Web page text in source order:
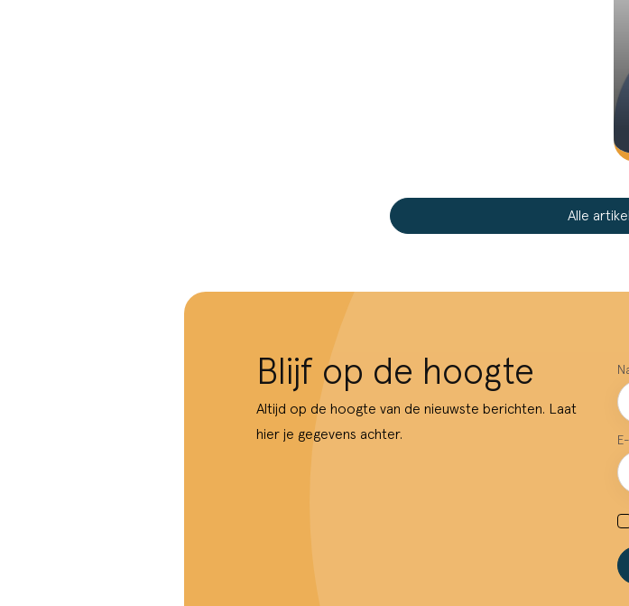
Alle
Blijf op de hoogte
Altijd op de hoogte van de nieuwste berichten. Laat
hier je gegevens achter.